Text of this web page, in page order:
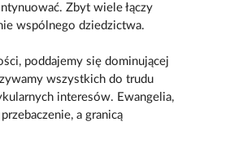
Zbyt wiele łączy
wspólnego dziedzictwa.
poddajemy się dominującej
wszystkich do trudu
interesów. Ewangelia,
a granicą